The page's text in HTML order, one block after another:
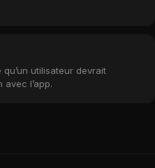
utilisateur devrait
l’app.